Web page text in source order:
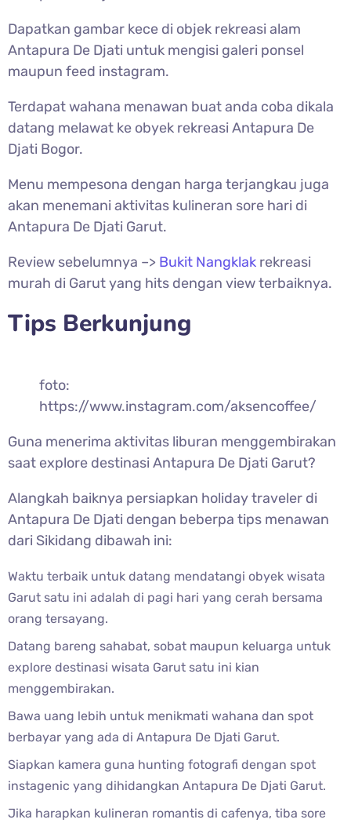
Dapatkan gambar kece di objek rekreasi alam
Antapura De Djati untuk mengisi galeri ponsel
maupun feed instagram.
Terdapat wahana menawan buat anda coba dikala
datang melawat ke obyek rekreasi Antapura De
Djati Bogor.
Menu mempesona dengan harga terjangkau juga
akan menemani aktivitas kulineran sore hari di
Antapura De Djati Garut.
Review sebelumnya –> Bukit Nangklak rekreasi
murah di Garut yang hits dengan view terbaiknya.
Tips Berkunjung
foto:
https://www.instagram.com/aksencoffee/
Guna menerima aktivitas liburan menggembirakan
saat explore destinasi Antapura De Djati Garut?
Alangkah baiknya persiapkan holiday traveler di
Antapura De Djati dengan beberpa tips menawan
dari Sikidang dibawah ini:
Waktu terbaik untuk datang mendatangi obyek wisata
Garut satu ini adalah di pagi hari yang cerah bersama
orang tersayang.
Datang bareng sahabat, sobat maupun keluarga untuk
explore destinasi wisata Garut satu ini kian
menggembirakan.
Bawa uang lebih untuk menikmati wahana dan spot
berbayar yang ada di Antapura De Djati Garut.
Siapkan kamera guna hunting fotografi dengan spot
instagenic yang dihidangkan Antapura De Djati Garut.
Jika harapkan kulineran romantis di cafenya, tiba sore